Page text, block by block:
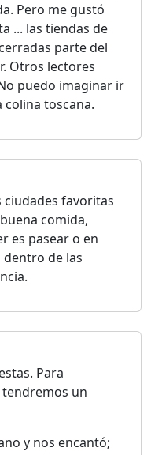
Pero me gustó
... las tiendas de
parte del
Otros lectores
puedo imaginar ir
colina toscana.
ciudades favoritas
comida,
es pasear o en
dentro de las
Para
un
y nos encantó;